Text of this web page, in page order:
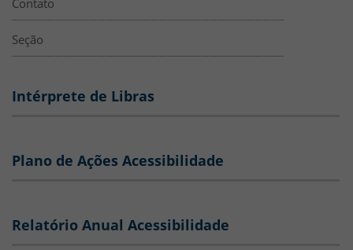
Contato
Seção
Intérprete de Libras
Plano de Ações Acessibilidade
Relatório Anual Acessibilidade